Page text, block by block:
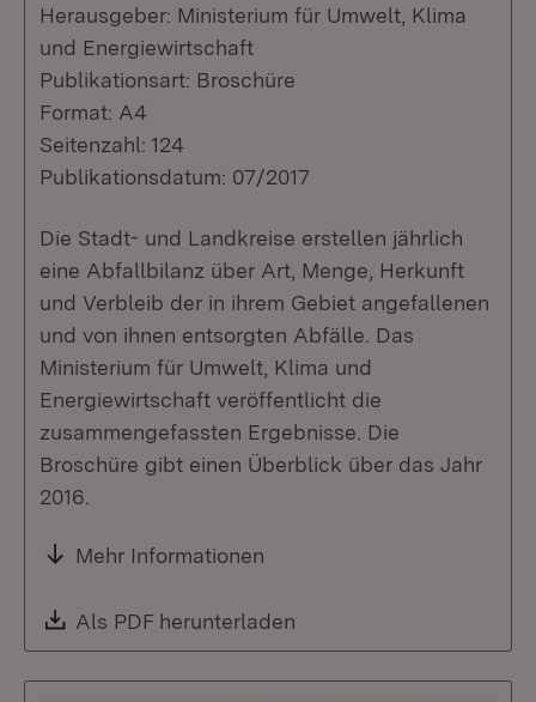
Herausgeber: Ministerium für Umwelt, Klima
und Energiewirtschaft
Publikationsart: Broschüre
Format: A4
Seitenzahl: 124
Publikationsdatum: 07/2017
Die Stadt- und Landkreise erstellen jährlich
eine Abfallbilanz über Art, Menge, Herkunft
und Verbleib der in ihrem Gebiet angefallenen
und von ihnen entsorgten Abfälle. Das
Ministerium für Umwelt, Klima und
Energiewirtschaft veröffentlicht die
zusammengefassten Ergebnisse. Die
Broschüre gibt einen Überblick über das Jahr
2016.
Mehr Informationen
Download:
Als PDF herunterladen